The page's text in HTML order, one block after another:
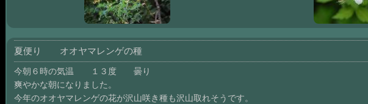
夏便り オオヤマレンゲの種
今朝６時の気温 １３度 曇り
爽やかな朝になりました。
今年のオオヤマレンゲの花が沢山咲き種も沢山取れそうです。